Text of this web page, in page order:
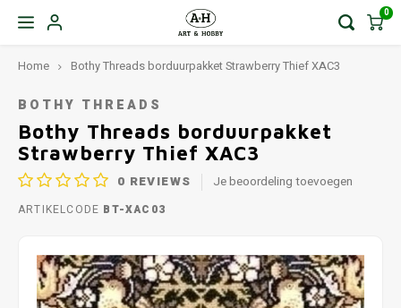
0
Home Bothy Threads borduurpakket Strawberry Thief XAC3
BOTHY THREADS
Bothy Threads borduurpakket
Strawberry Thief XAC3
0 REVIEWS Je beoordeling toevoegen
ARTIKELCODE BT-XAC03